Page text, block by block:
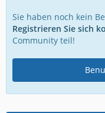
Sie haben noch kein
Registrieren Sie sich
Community teil!